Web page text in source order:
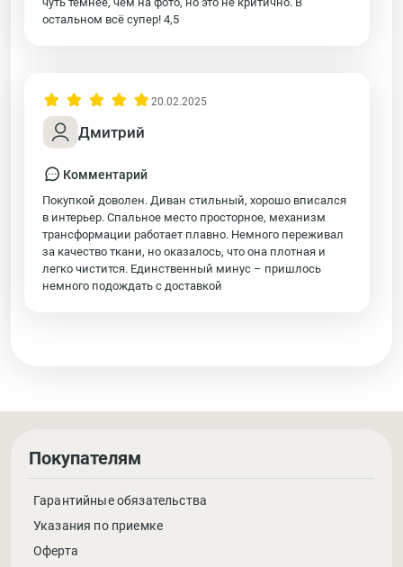
остальном всё супер! 4,5
Дмитрий
20.02.2025
Комментарий
Покупкой доволен. Диван стильный, хорошо вписался
в интерьер. Спальное место просторное, механизм
трансформации работает плавно. Немного переживал
за качество ткани, но оказалось, что она плотная и
легко чистится. Единственный минус – пришлось
немного подождать с доставкой
Покупателям
Гарантийные обязательства
Указания по приемке
Оферта